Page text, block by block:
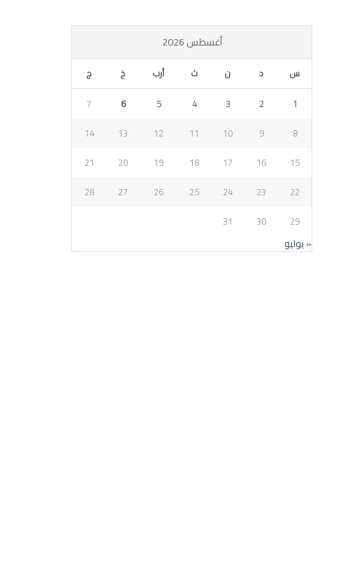
أغسطس 2026
س د ن ث أرب خ ج
1
2
3
4
5
6
7
8
9
10
11
12
13
14
15
16
17
18
19
20
21
22
23
24
25
26
27
28
29
30
31
« يوليو